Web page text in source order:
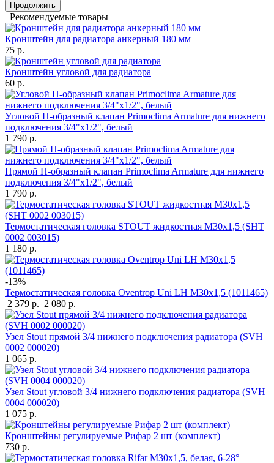
Продолжить
Рекомендуемые товары
Кронштейн для радиатора анкерный 180 мм
75 р.
Кронштейн угловой для радиатора
60 р.
Угловой Н-образный клапан Primoclima Armature для нижнего
подключения 3/4"х1/2", белый
1 790 р.
Прямой Н-образный клапан Primoclima Armature для нижнего
подключения 3/4"х1/2", белый
1 790 р.
Термостатическая головка STOUT жидкостная M30x1,5 (SHT
0002 003015)
1 180 р.
-13%
Термостатическая головка Oventrop Uni LH M30x1,5 (1011465)
2 379 р. 2 080 р.
Узел Stout прямой 3/4 нижнего подключения радиатора (SVH
0002 000020)
1 065 р.
Узел Stout угловой 3/4 нижнего подключения радиатора (SVH
0004 000020)
1 075 р.
Кронштейны регулируемые Рифар 2 шт (комплект)
730 р.